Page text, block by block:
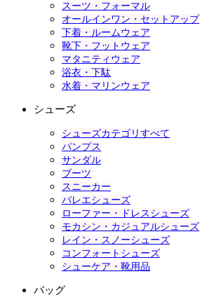
スーツ・フォーマル
オールインワン・セットアップ
下着・ルームウェア
靴下・フットウェア
マタニティウェア
浴衣・下駄
水着・マリンウェア
シューズ
シューズカテゴリすべて
パンプス
サンダル
ブーツ
スニーカー
バレエシューズ
ローファー・ドレスシューズ
モカシン・カジュアルシューズ
レイン・スノーシューズ
コンフォートシューズ
シューケア・靴用品
バッグ